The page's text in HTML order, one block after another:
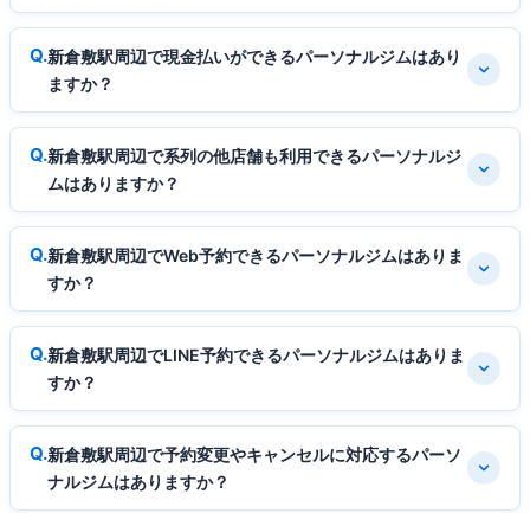
新倉敷駅周辺で現金払いができるパーソナルジムはあり
ますか？
新倉敷駅周辺で系列の他店舗も利用できるパーソナルジ
ムはありますか？
新倉敷駅周辺でWeb予約できるパーソナルジムはありま
すか？
新倉敷駅周辺でLINE予約できるパーソナルジムはありま
すか？
新倉敷駅周辺で予約変更やキャンセルに対応するパーソ
ナルジムはありますか？